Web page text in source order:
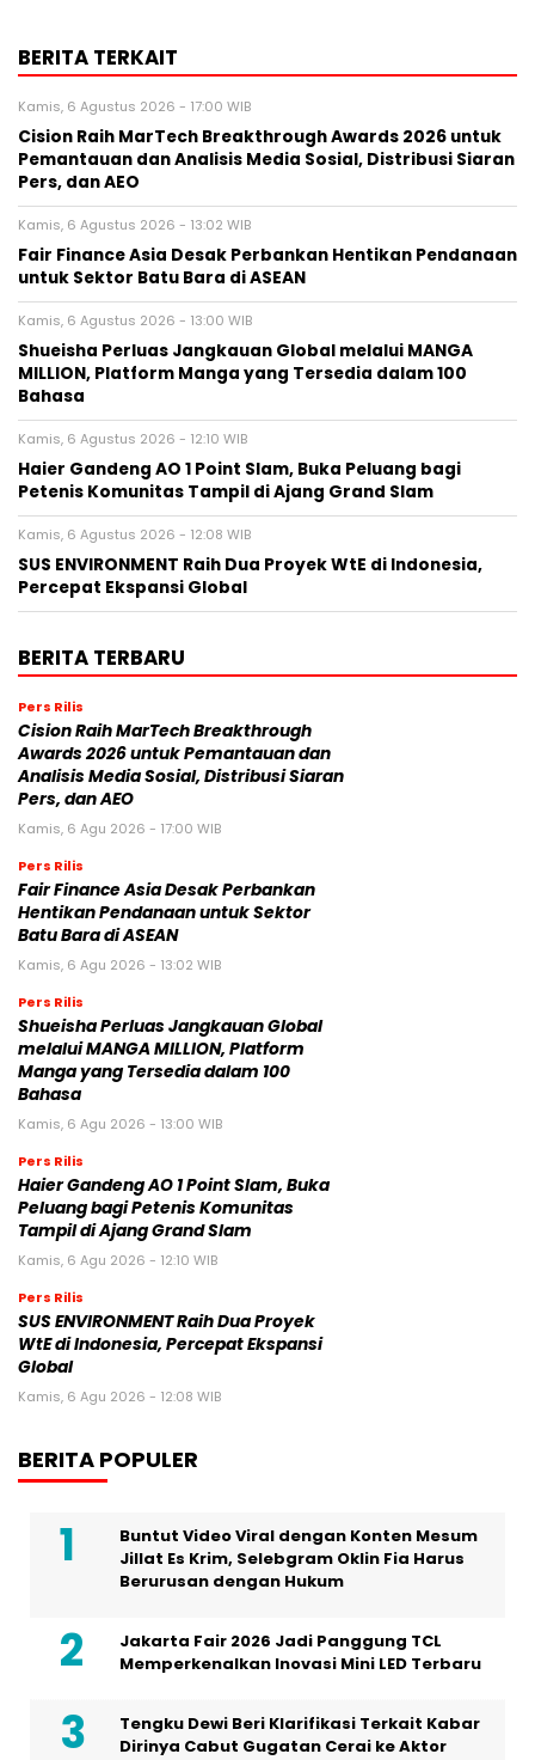
BERITA TERKAIT
Kamis, 6 Agustus 2026 - 17:00 WIB
Cision Raih MarTech Breakthrough Awards 2026 untuk
Pemantauan dan Analisis Media Sosial, Distribusi Siaran
Pers, dan AEO
Kamis, 6 Agustus 2026 - 13:02 WIB
Fair Finance Asia Desak Perbankan Hentikan Pendanaan
untuk Sektor Batu Bara di ASEAN
Kamis, 6 Agustus 2026 - 13:00 WIB
Shueisha Perluas Jangkauan Global melalui MANGA
MILLION, Platform Manga yang Tersedia dalam 100
Bahasa
Kamis, 6 Agustus 2026 - 12:10 WIB
Haier Gandeng AO 1 Point Slam, Buka Peluang bagi
Petenis Komunitas Tampil di Ajang Grand Slam
Kamis, 6 Agustus 2026 - 12:08 WIB
SUS ENVIRONMENT Raih Dua Proyek WtE di Indonesia,
Percepat Ekspansi Global
BERITA TERBARU
Pers Rilis
Cision Raih MarTech Breakthrough
Awards 2026 untuk Pemantauan dan
Analisis Media Sosial, Distribusi Siaran
Pers, dan AEO
Kamis, 6 Agu 2026 - 17:00 WIB
Pers Rilis
Fair Finance Asia Desak Perbankan
Hentikan Pendanaan untuk Sektor
Batu Bara di ASEAN
Kamis, 6 Agu 2026 - 13:02 WIB
Pers Rilis
Shueisha Perluas Jangkauan Global
melalui MANGA MILLION, Platform
Manga yang Tersedia dalam 100
Bahasa
Kamis, 6 Agu 2026 - 13:00 WIB
Pers Rilis
Haier Gandeng AO 1 Point Slam, Buka
Peluang bagi Petenis Komunitas
Tampil di Ajang Grand Slam
Kamis, 6 Agu 2026 - 12:10 WIB
Pers Rilis
SUS ENVIRONMENT Raih Dua Proyek
WtE di Indonesia, Percepat Ekspansi
Global
Kamis, 6 Agu 2026 - 12:08 WIB
BERITA POPULER
Buntut Video Viral dengan Konten Mesum
Jillat Es Krim, Selebgram Oklin Fia Harus
Berurusan dengan Hukum
Jakarta Fair 2026 Jadi Panggung TCL
Memperkenalkan Inovasi Mini LED Terbaru
Tengku Dewi Beri Klarifikasi Terkait Kabar
Dirinya Cabut Gugatan Cerai ke Aktor